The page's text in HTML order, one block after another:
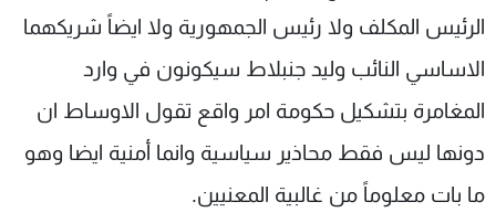
الرئيس المكلف ولا رئيس الجمهورية ولا ايضاً شريكهما
الاساسي النائب وليد جنبلاط سيكونون في وارد
المغامرة بتشكيل حكومة امر واقع تقول الاوساط ان
دونها ليس فقط محاذير سياسية وانما أمنية ايضا وهو
ما بات معلوماً من غالبية المعنيين.